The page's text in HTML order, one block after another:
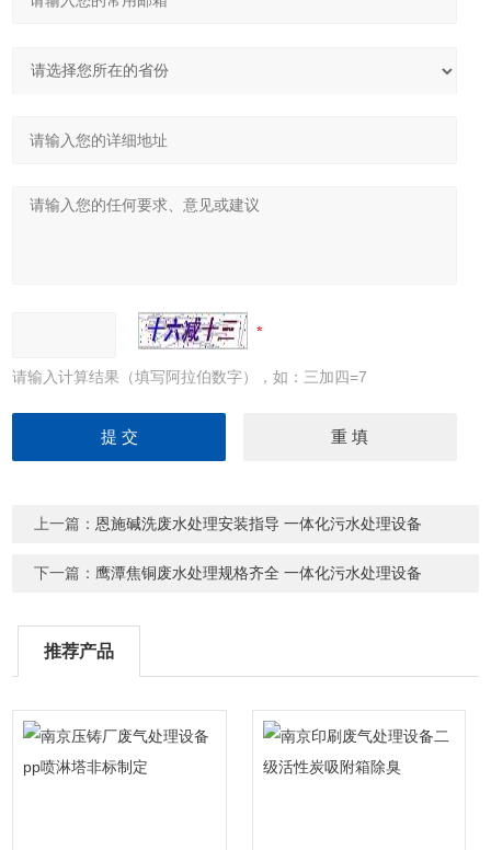
请输入计算结果（填写阿拉伯数字），如：三加四=7
上一篇： 恩施碱洗废水处理安装指导 一体化污水处理设备
下一篇： 鹰潭焦铜废水处理规格齐全 一体化污水处理设备
推荐产品